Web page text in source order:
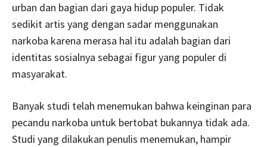
urban dan bagian dari gaya hidup populer. Tidak
sedikit artis yang dengan sadar menggunakan
narkoba karena merasa hal itu adalah bagian dari
identitas sosialnya sebagai figur yang populer di
masyarakat.
Banyak studi telah menemukan bahwa keinginan para
pecandu narkoba untuk bertobat bukannya tidak ada.
Studi yang dilakukan penulis menemukan, hampir